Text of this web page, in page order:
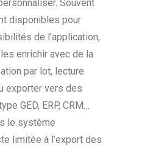
Souvent
disponibles pour
de l’application,
enrichir avec de la
par lot, lecture
exporter vers des
GED, ERP, CRM…
le système
limitée à l’export des